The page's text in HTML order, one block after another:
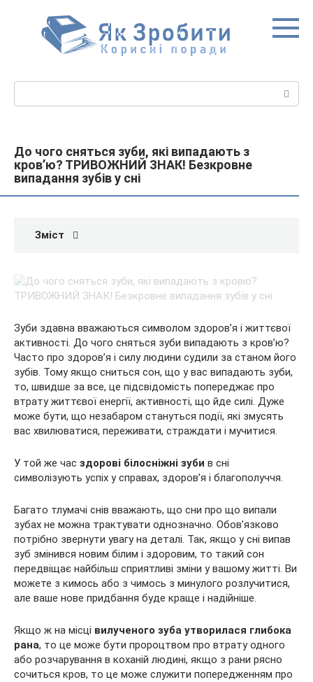
До чого сняться зуби, які випадають з
кров’ю? ТРИВОЖНИЙ ЗНАК! Безкровне
випадання зубів у сні
Зміст
Зуби здавна вважаються символом здоров’я і життєвої
активності. До чого сняться зуби випадають з кров’ю?
Часто про здоров’я і силу людини судили за станом його
зубів. Тому якщо сниться сон, що у вас випадають зуби,
то, швидше за все, це підсвідомість попереджає про
втратужиттєвої енергії, активності, що йде силі. Дуже
може бути, що незабаром стануться події, які змусять
вас хвилюватися, переживати, страждати і мучитися.
У той же час здорові білосніжні зуби в сні
символізують успіх у справах, здоров’я і благополуччя.
Багато тлумачі снів вважають, що сни про що випали
зубах не можна трактувати однозначно. Обов’язково
потрібно звернути увагу на деталі. Так, якщо у сні випав
зуб змінився новим білим і здоровим, то такий сон
передвіщає найбільш сприятливі зміни у вашому житті. Ви
можете з кимось або з чимось з минулого розлучитися,
але ваше нове придбання буде краще і надійніше.
Якщо ж на місці вилученого зуба утворилася глибока
рана, то це може бути пророцтвом про втрату одного
або розчарування в коханій людині, якщо з рани рясно
сочиться кров, то це може служити попередженням про